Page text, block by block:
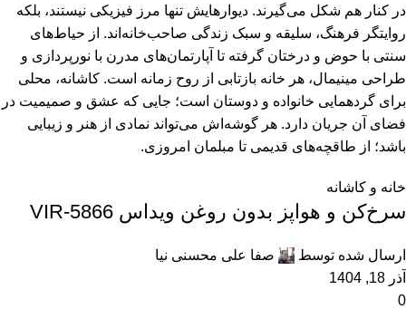
در کنار هم شکل می‌گیرند. دیوارهایش تنها مرز فیزیکی نیستند، بلکه
روایتگر فرهنگ، سلیقه و سبک زندگی صاحب‌خانه‌اند. از حیاط‌های
سنتی با حوض و درختان گرفته تا آپارتمان‌های مدرن با نورپردازی و
طراحی مینیمال، هر خانه بازتابی از روح زمانه است. کاشانه، محلی
برای گردهمایی خانواده و دوستان است؛ جایی که عشق و صمیمیت در
فضای آن جریان دارد. هر گوشه‌اش می‌تواند نمادی از هنر و زیبایی
باشد؛ از طاقچه‌های قدیمی تا مبلمان امروزی.
خانه و کاشانه
سرخ‌کن و هواپز بدون روغن ویداس VIR-5866
ارسال شده توسط
صفا علی محسنی نیا
آذر 18, 1404
0